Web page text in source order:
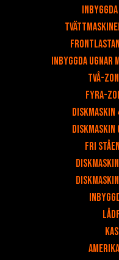
Inbyggda ugnar
Två-
Fyra-
Diskmaskin
Diskmaskin
Fri